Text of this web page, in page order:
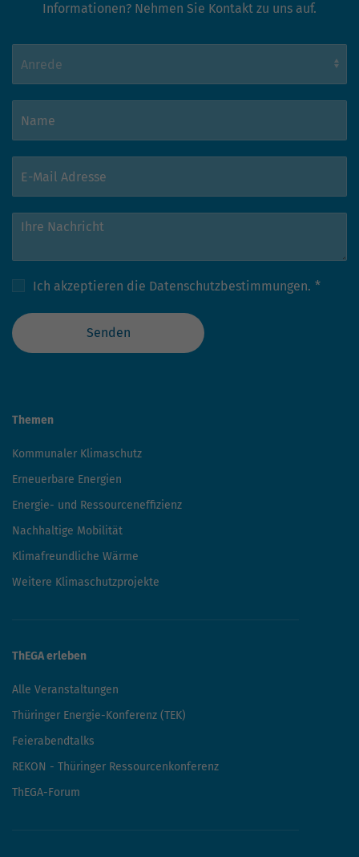
Informationen? Nehmen Sie Kontakt zu uns auf.
Ich akzeptieren die Datenschutzbestimmungen. *
Senden
Themen
Kommunaler Klimaschutz
Erneuerbare Energien
Energie- und Ressourceneffizienz
Nachhaltige Mobilität
Klimafreundliche Wärme
Weitere Klimaschutzprojekte
ThEGA erleben
Alle Veranstaltungen
Thüringer Energie-Konferenz (TEK)
Feierabendtalks
REKON - Thüringer Ressourcenkonferenz
ThEGA-Forum